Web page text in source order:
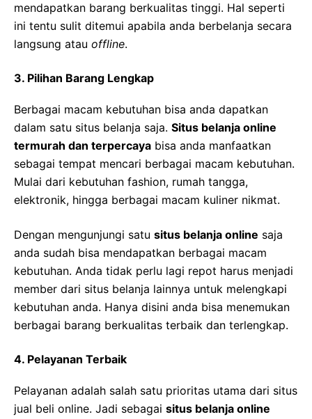
mendapatkan barang berkualitas tinggi. Hal seperti
ini tentu sulit ditemui apabila anda berbelanja secara
langsung atau offline.
3. Pilihan Barang Lengkap
Berbagai macam kebutuhan bisa anda dapatkan
dalam satu situs belanja saja. Situs belanja online
termurah dan terpercaya bisa anda manfaatkan
sebagai tempat mencari berbagai macam kebutuhan.
Mulai dari kebutuhan fashion, rumah tangga,
elektronik, hingga berbagai macam kuliner nikmat.
Dengan mengunjungi satu situs belanja online saja
anda sudah bisa mendapatkan berbagai macam
kebutuhan. Anda tidak perlu lagi repot harus menjadi
member dari situs belanja lainnya untuk melengkapi
kebutuhan anda. Hanya disini anda bisa menemukan
berbagai barang berkualitas terbaik dan terlengkap.
4. Pelayanan Terbaik
Pelayanan adalah salah satu prioritas utama dari situs
jual beli online. Jadi sebagai situs belanja online